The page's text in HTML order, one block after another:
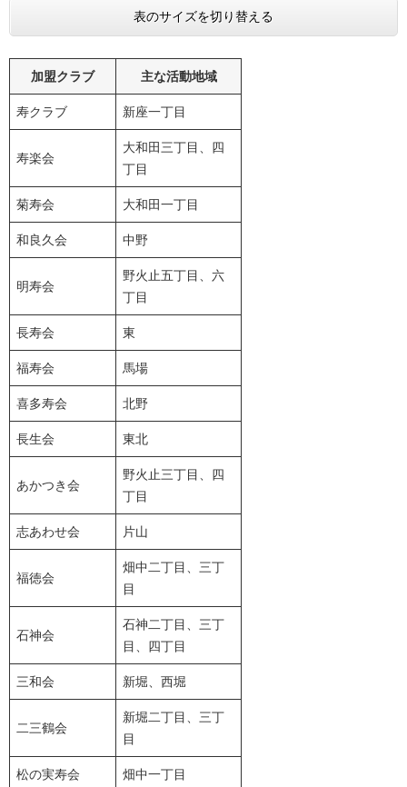
表のサイズを切り替える
加盟クラブ 主な活動地域
寿クラブ 新座一丁目
寿楽会
大和田三丁目、四
丁目
菊寿会 大和田一丁目
和良久会 中野
明寿会
野火止五丁目、六
丁目
長寿会 東
福寿会 馬場
喜多寿会 北野
長生会 東北
あかつき会
野火止三丁目、四
丁目
志あわせ会 片山
福徳会
畑中二丁目、三丁
目
石神会
石神二丁目、三丁
目、四丁目
三和会 新堀、西堀
二三鶴会
新堀二丁目、三丁
目
松の実寿会 畑中一丁目